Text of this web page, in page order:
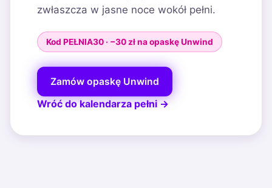
zwłaszcza w jasne noce wokół pełni.
Kod PEŁNIA30 · −30 zł na opaskę Unwind
Zamów opaskę Unwind
Wróć do kalendarza pełni →